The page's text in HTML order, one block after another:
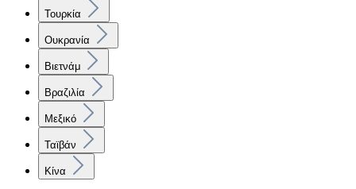
Τουρκία
Ουκρανία
Βιετνάμ
Βραζιλία
Μεξικό
Ταϊβάν
Κίνα